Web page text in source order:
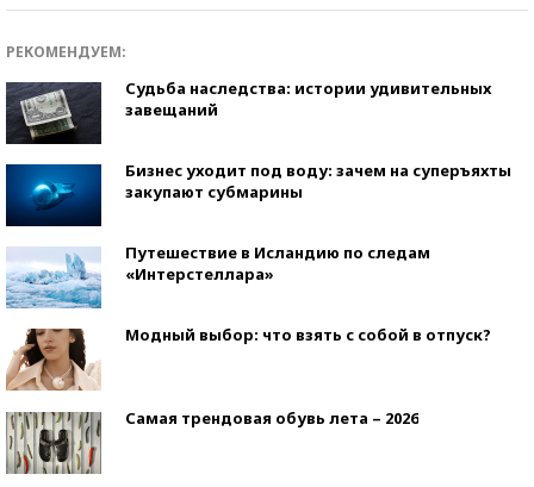
РЕКОМЕНДУЕМ:
Судьба наследства: истории удивительных
завещаний
Бизнес уходит под воду: зачем на суперъяхты
закупают субмарины
Путешествие в Исландию по следам
«Интерстеллара»
Модный выбор: что взять с собой в отпуск?
Самая трендовая обувь лета – 2026